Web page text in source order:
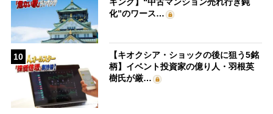
キング】“中古マンション売れ行き鈍
化”のワース…
10
【キオクシア・ショックの後に狙う5銘
柄】イベント投資家の億り人・羽根英
樹氏が厳…